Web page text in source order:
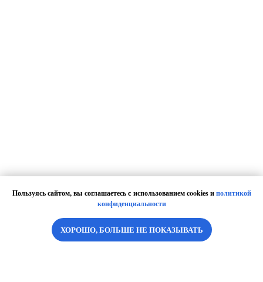
Пользуясь сайтом, вы соглашаетесь с использованием cookies иполитикой
конфиденциальности
ХОРОШО, БОЛЬШЕ НЕ ПОКАЗЫВАТЬ